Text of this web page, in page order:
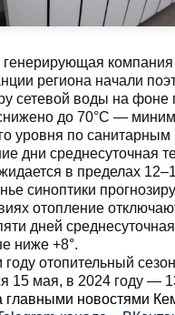
генерирующая
региона начали
сетевой воды на фоне
до 70°C —
уровня по
дни среднесуточная
в пределах
синоптики
отопление
дней
ниже +8°.
отопительный
15 мая, в 2024 году —
главными новостями